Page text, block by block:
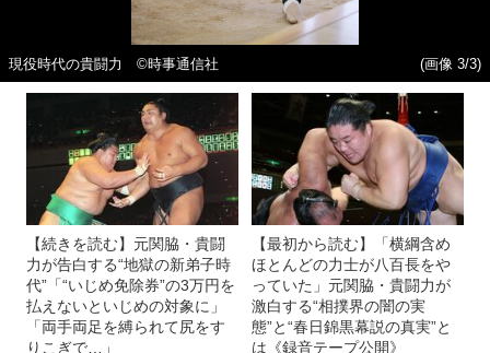
現役時代の貴闘力 ©時事通信社 (画像 3/3)
【続きを読む】元関脇・貴闘
力が告白する“地獄の新弟子時
代”「“いじめ免除券”の3万円を
払えないといじめの対象に」
「両手両足を縛られて尻をす
りこぎで…」
【最初から読む】「横綱含め
ほとんどの力士が八百長をや
っていた」元関脇・貴闘力が
激白する“相撲界の闇の実
態”と“春日錦黒幕説の真実”と
は《録音テープ公開》